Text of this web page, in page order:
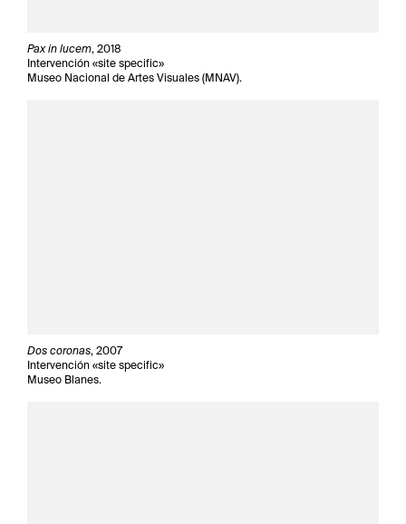
Pax in lucem, 2018
Intervención «site specific»
Museo Nacional de Artes Visuales (MNAV).
Dos coronas, 2007
Intervención «site specific»
Museo Blanes.